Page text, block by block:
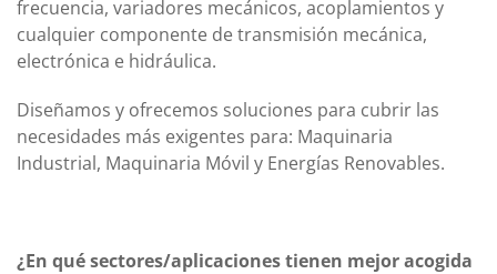
frecuencia, variadores mecánicos, acoplamientos y
cualquier componente de transmisión mecánica,
electrónica e hidráulica.
Diseñamos y ofrecemos soluciones para cubrir las
necesidades más exigentes para: Maquinaria
Industrial, Maquinaria Móvil y Energías Renovables.
¿En qué sectores/aplicaciones tienen mejor acogida